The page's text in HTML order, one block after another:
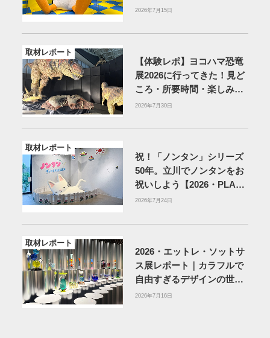
2026年7月15日
取材レポート
【体験レポ】ヨコハマ恐竜
展2026に行ってきた！見ど
ころ・所要時間・楽しみ方
を紹介
2026年7月30日
取材レポート
祝！「ノンタン」シリーズ
50年。立川でノンタンをお
祝いしよう【2026・PLAY!
MUSEUM】
2026年7月24日
取材レポート
2026・エットレ・ソットサ
ス展レポート｜カラフルで
自由すぎるデザインの世界
を体験
2026年7月16日